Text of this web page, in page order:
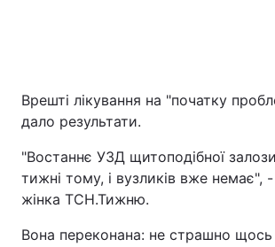
Врешті лікування на "початку
дало результати.
"Востаннє УЗД щитоподібної
тижні тому, і вузликів вже немає",
жінка ТСН.Тижню.
Вона переконана: не страшно щось